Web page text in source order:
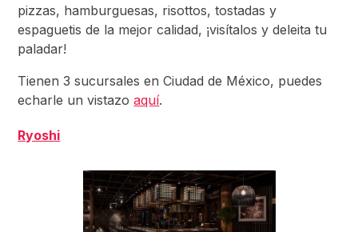
pizzas, hamburguesas, risottos, tostadas y
espaguetis de la mejor calidad, ¡visítalos y deleita tu
paladar!
Tienen 3 sucursales en Ciudad de México, puedes
echarle un vistazoaquí.
Ryoshi